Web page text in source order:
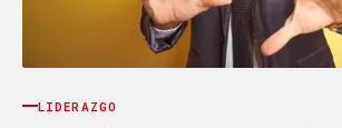
LIDERAZGO